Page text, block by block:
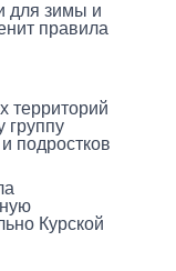
для зимы и
правила
территорий
группу
подростков
Курской